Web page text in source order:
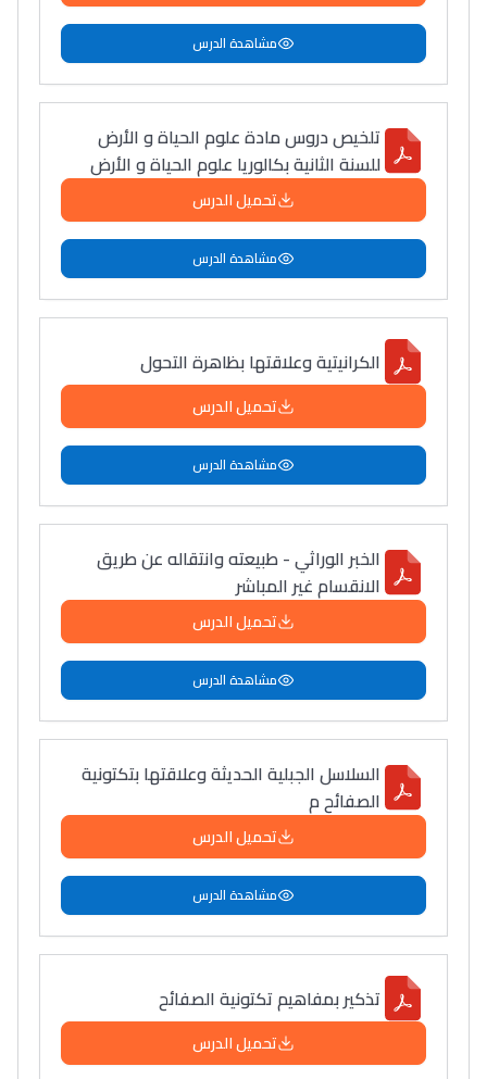
مشاهدة الدرس
تلخيص دروس مادة علوم الحياة و الأرض
للسنة الثانية بكالوريا علوم الحياة و الأرض
تحميل الدرس
مشاهدة الدرس
الكرانيتية وعلاقتها بظاهرة التحول
تحميل الدرس
مشاهدة الدرس
الخبر الوراثي - طبيعته وانتقاله عن طريق
الانقسام غير المباشر
تحميل الدرس
مشاهدة الدرس
السلاسل الجبلية الحديثة وعلاقتها بتكتونية
الصفائح م
تحميل الدرس
مشاهدة الدرس
تذكير بمفاهيم تكتونية الصفائح
تحميل الدرس